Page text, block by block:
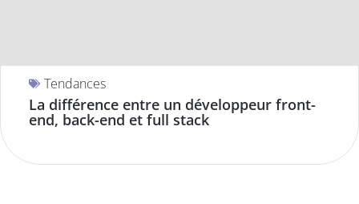
Tendances
La différence entre un développeur front-
end, back-end et full stack